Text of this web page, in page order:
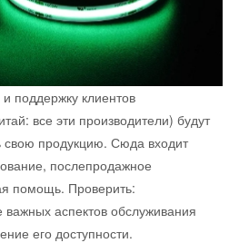
поддержку клиентов
все эти производители) будут
свою продукцию. Сюда входит
послепродажное
помощь. Проверить:
аспектов обслуживания
его доступности.